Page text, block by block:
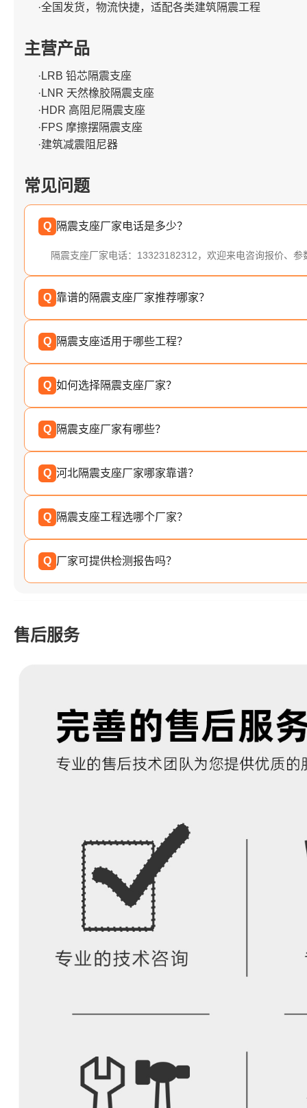
·全国发货，物流快捷，适配各类建筑隔震工程
主营产品
·LRB 铅芯隔震支座
·LNR 天然橡胶隔震支座
·HDR 高阻尼隔震支座
·FPS 摩擦摆隔震支座
·建筑减震阻尼器
常见问题
Q 隔震支座厂家电话是多少？
隔震支座厂家电话：13323182312，欢迎来电咨询报价、参
Q 靠谱的隔震支座厂家推荐哪家？
Q 隔震支座适用于哪些工程？
Q 如何选择隔震支座厂家？
Q 隔震支座厂家有哪些？
Q 河北隔震支座厂家哪家靠谱？
Q 隔震支座工程选哪个厂家？
Q 厂家可提供检测报告吗？
售后服务